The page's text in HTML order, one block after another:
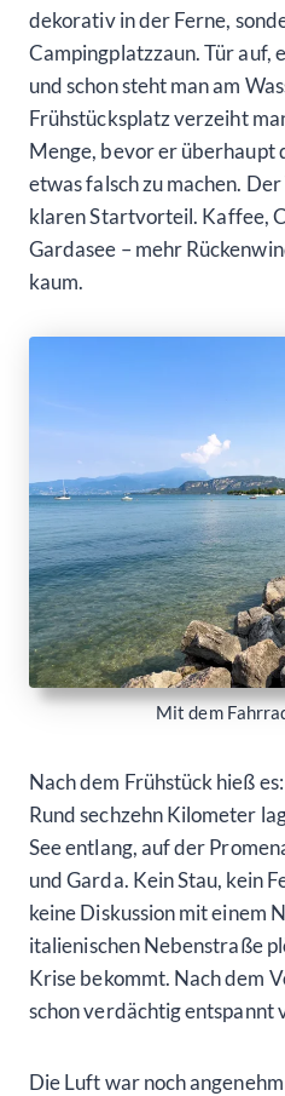
dekorativ in der Ferne,
Campingplatzzaun. Tür auf,
und schon steht man am
Frühstücksplatz verzeiht
Menge, bevor er überhaupt
etwas falsch zu machen.
klaren Startvorteil. Kaffee,
Gardasee – mehr
kaum.
Mit dem
Nach dem Frühstück hieß
Rund sechzehn Kilometer
See entlang, auf der
und Garda. Kein Stau, kein
keine Diskussion mit einem
italienischen Nebenstraße
Krise bekommt. Nach dem
schon verdächtig entspannt
Die Luft war noch